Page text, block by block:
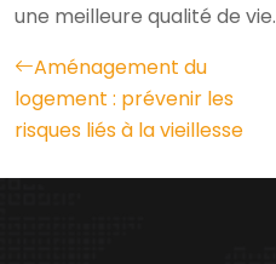
une meilleure qualité de vie.
Aménagement du
logement : prévenir les
risques liés à la vieillesse